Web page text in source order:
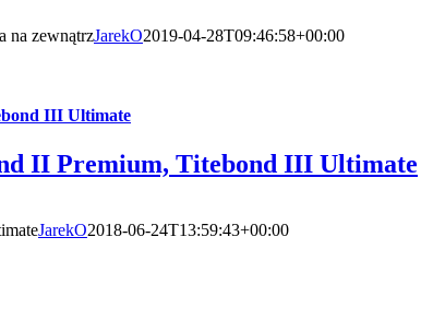
na zewnątrzJarekO2019-04-28T09:46:58+00:00
III Ultimate
II Premium, Titebond III Ultimate
JarekO2018-06-24T13:59:43+00:00